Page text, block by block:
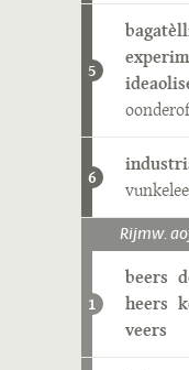
5
6
Rijmw.
1
beers
heers
veers